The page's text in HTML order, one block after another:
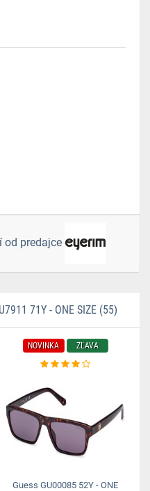
od predajce
71Y - ONE SIZE (55)
NOVINKA ZĽAVA
Guess GU00085 52Y - ONE